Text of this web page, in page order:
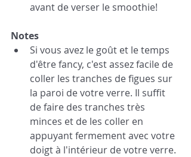
avant de verser le smoothie!
Notes
Si vous avez le goût et le temps
d'être fancy, c'est assez facile de
coller les tranches de figues sur
la paroi de votre verre. Il suffit
de faire des tranches très
minces et de les coller en
appuyant fermement avec votre
doigt à l'intérieur de votre verre.